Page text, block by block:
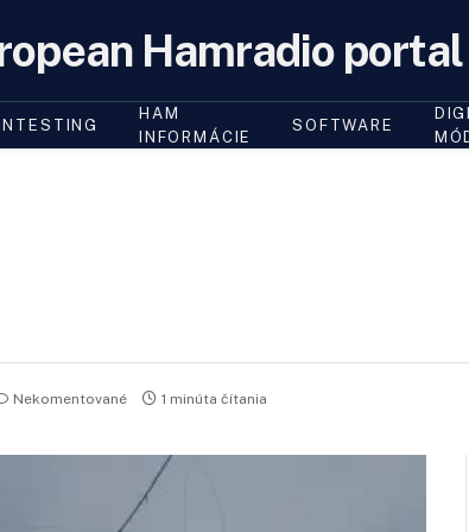
Hamradio portal
HAM
INFORMÁCIE
SOFTWARE
Nekomentované 1 minúta čítania